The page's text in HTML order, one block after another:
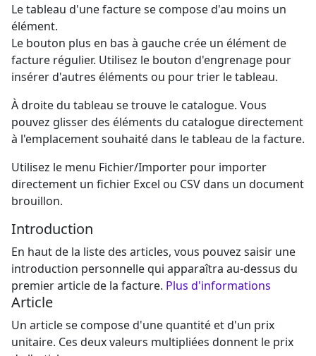
Le tableau d'une facture se compose d'au moins un
élément.
Le bouton plus en bas à gauche crée un élément de
facture régulier. Utilisez le bouton d'engrenage pour
insérer d'autres éléments ou pour trier le tableau.
À droite du tableau se trouve le catalogue. Vous
pouvez glisser des éléments du catalogue directement
à l'emplacement souhaité dans le tableau de la facture.
Utilisez le menu Fichier/Importer pour importer
directement un fichier Excel ou CSV dans un document
brouillon.
Introduction
En haut de la liste des articles, vous pouvez saisir une
introduction personnelle qui apparaîtra au-dessus du
premier article de la facture. Plus d'informations
Article
Un article se compose d'une quantité et d'un prix
unitaire. Ces deux valeurs multipliées donnent le prix